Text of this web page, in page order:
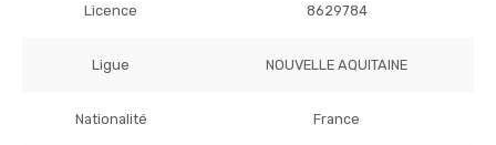
Licence 8629784
Ligue NOUVELLE AQUITAINE
Nationalité France